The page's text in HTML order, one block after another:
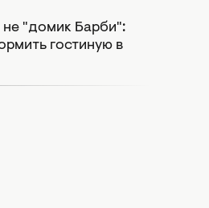
не "домик Барби":
гостиную в